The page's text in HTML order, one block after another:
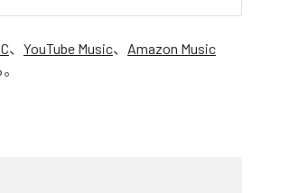
、 YouTube Music、 Amazon Music